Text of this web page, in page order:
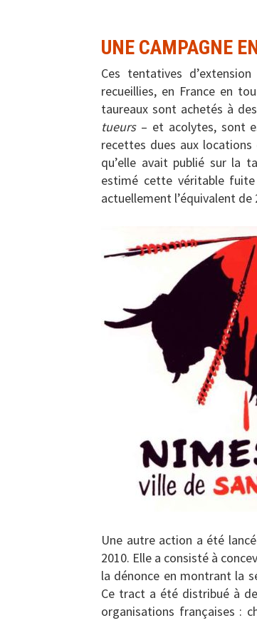
UNE CAMPAGNE
Ces tentatives
recueillies, en France en
taureaux sont achetés à
tueurs– et acolytes, sont
recettes dues aux
qu’elle avait publié sur la
estimé cette véritable
actuellement l’équivalent de
Une autre action a été
2010. Elle a consisté à
la dénonce en montrant la
Ce tract a été distribué à
organisations françaises :